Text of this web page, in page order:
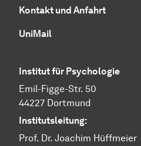
Kontakt und Anfahrt
UniMail
Institut für Psychologie
Emil-Figge-Str. 50
44227 Dortmund
Institutsleitung:
Prof. Dr. Joachim Hüffmeier